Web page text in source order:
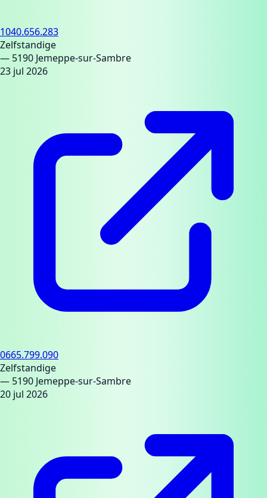
1040.656.283
Zelfstandige
— 5190 Jemeppe-sur-Sambre
23 jul 2026
0665.799.090
Zelfstandige
— 5190 Jemeppe-sur-Sambre
20 jul 2026